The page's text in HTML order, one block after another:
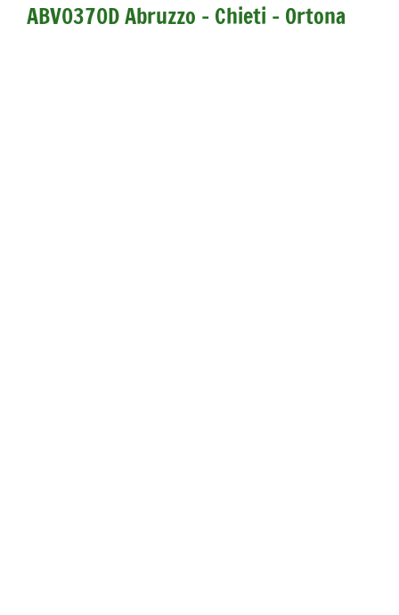
ABV0370D Abruzzo - Chieti - Ortona